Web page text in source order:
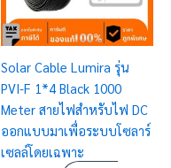
Solar Cable Lumira รุ่น
PVI-F 1*4 Black 1000
Meter สายไฟสำหรับไฟ DC
ออกแบบมาเพื่อระบบโซลาร์
เซลล์โดยเฉพาะ